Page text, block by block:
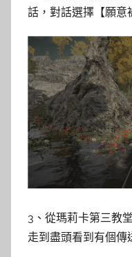
話，對話選擇【願意
3、從瑪莉卡第三教
走到盡頭看到有個傳